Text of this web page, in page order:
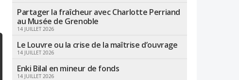
Partager la fraîcheur avec Charlotte Perriand
au Musée de Grenoble
14 JUILLET 2026
Le Louvre ou la crise de la maîtrise d’ouvrage
14 JUILLET 2026
Enki Bilal en mineur de fonds
14 JUILLET 2026